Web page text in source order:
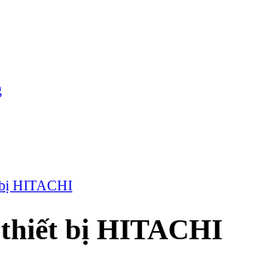
HITACHI
thiết bị HITACHI